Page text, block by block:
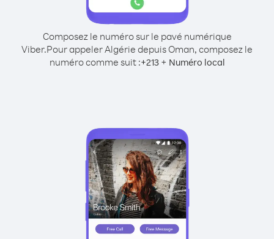
Composez le numéro sur le pavé numérique
Viber.Pour appeler Algérie depuis Oman, composez le
numéro comme suit :+213+ Numéro local